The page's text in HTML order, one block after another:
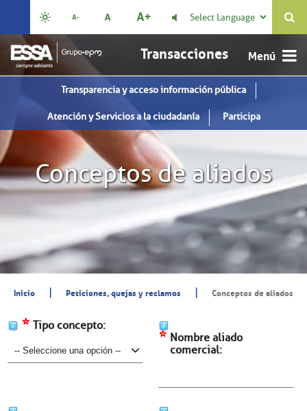
Select Language 
Transacciones
Transparencia y acceso información pública
Atención y Servicios a la ciudadanía Participa
Conceptos de aliados
Inicio | Peticiones, quejas y reclamos | Conceptos de aliados
Tipo concepto:
*
Nombre aliado
comercial:
*